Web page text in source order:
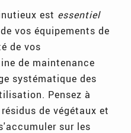
est essentiel
vos équipements de
de vos
de maintenance
systématique des
Pensez à
de végétaux et
sur les